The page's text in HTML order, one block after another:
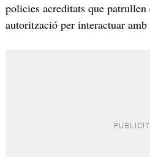
policies acreditats que patrullen
autorització per interactuar amb